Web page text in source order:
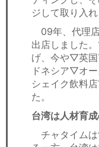
ジして取り入れ
09年、代理
出店しました
げ、今や▽英
ドネシア▽オ
シェイク飲料
た。
台湾は人材育
チャタイムは